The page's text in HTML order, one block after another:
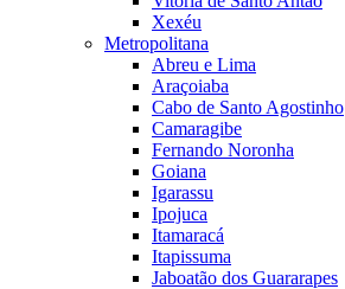
Xexéu
Metropolitana
Abreu e Lima
Araçoiaba
Cabo de Santo Agostinho
Camaragibe
Fernando Noronha
Goiana
Igarassu
Ipojuca
Itamaracá
Itapissuma
Jaboatão dos Guararapes